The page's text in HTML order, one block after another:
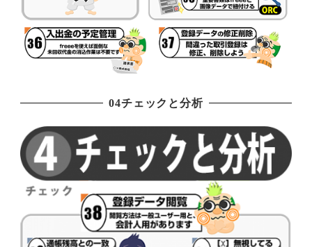
04チェックと分析